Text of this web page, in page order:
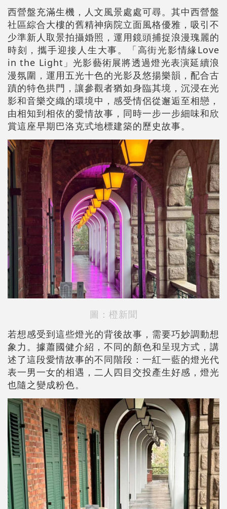
西營盤充滿生機，人文風景處處可尋。其中西營盤
社區綜合大樓的舊精神病院立面風格優雅，吸引不
少準新人取景拍攝婚照，運用鏡頭捕捉浪漫瑰麗的
時刻，攜手迎接人生大事。「高街光影情緣Love
in the Light」光影藝術展將透過燈光表演延續浪
漫氛圍，運用五光十色的光影及悠揚樂韻，配合古
蹟的特色拱門，讓參觀者猶如身臨其境，沉浸在光
影和音樂交織的環境中，感受情侶從邂逅至相戀，
由相知到相依的愛情故事，同時一步一步細味和欣
賞這座早期巴洛克式地標建築的歷史故事。
圖：橙新聞
若想感受到這些燈光的背後故事，需要巧妙調動想
象力。據蕭國健介紹，不同的顏色和呈現方式，講
述了這段愛情故事的不同階段：一紅一藍的燈光代
表一男一女的相遇，二人四目交投產生好感，燈光
也隨之變成粉色。